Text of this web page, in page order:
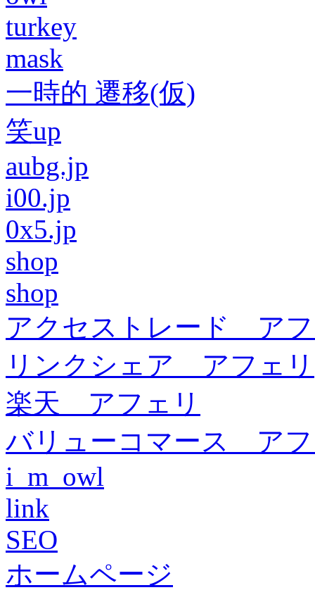
turkey
mask
一時的 遷移(仮)
笑up
aubg.jp
i00.jp
0x5.jp
shop
shop
アクセストレード ア
リンクシェア アフェリ
楽天 アフェリ
バリューコマース ア
i_m_owl
link
SEO
ホームページ